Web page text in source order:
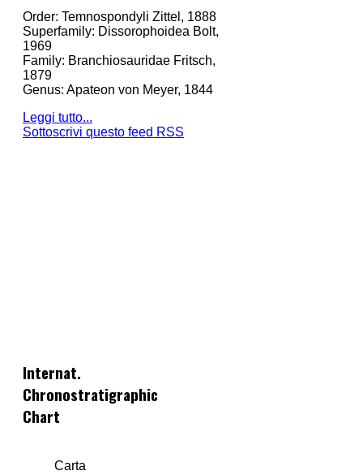
Order: Temnospondyli Zittel, 1888
Superfamily: Dissorophoidea Bolt,
1969
Family: Branchiosauridae Fritsch,
1879
Genus: Apateon von Meyer, 1844
Leggi tutto...
Sottoscrivi questo feed RSS
Internat.
Chronostratigraphic
Chart
Carta